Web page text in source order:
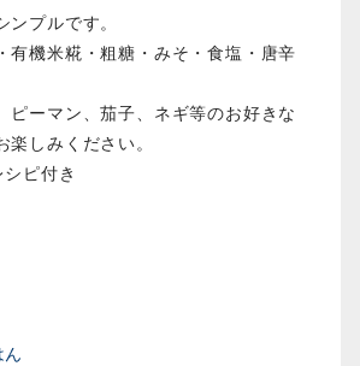
ンプルです。
有機米糀・粗糖・みそ・食塩・唐辛
ピーマン、茄子、ネギ等のお好きな
しみください。
ピ付き